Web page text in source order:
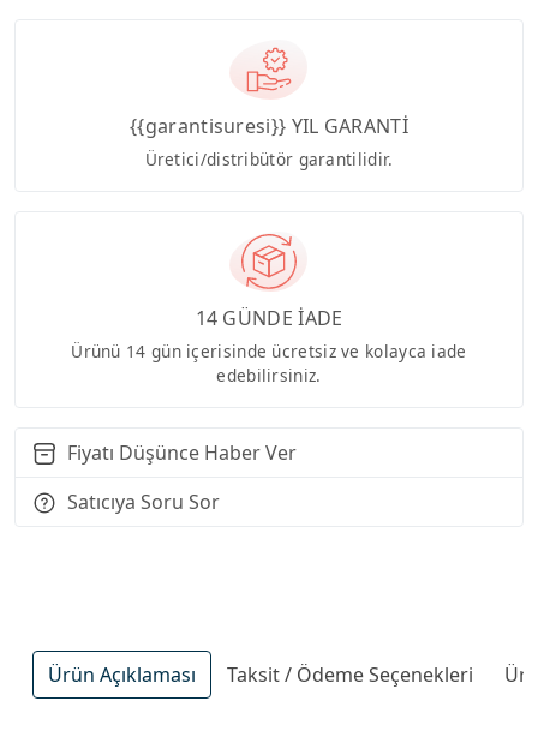
{{garantisuresi}} YIL GARANTİ
Üretici/distribütör garantilidir.
14 GÜNDE İADE
Ürünü 14 gün içerisinde ücretsiz ve kolayca iade
edebilirsiniz.
Fiyatı Düşünce Haber Ver
Satıcıya Soru Sor
Ürün Açıklaması Taksit / Ödeme Seçenekleri